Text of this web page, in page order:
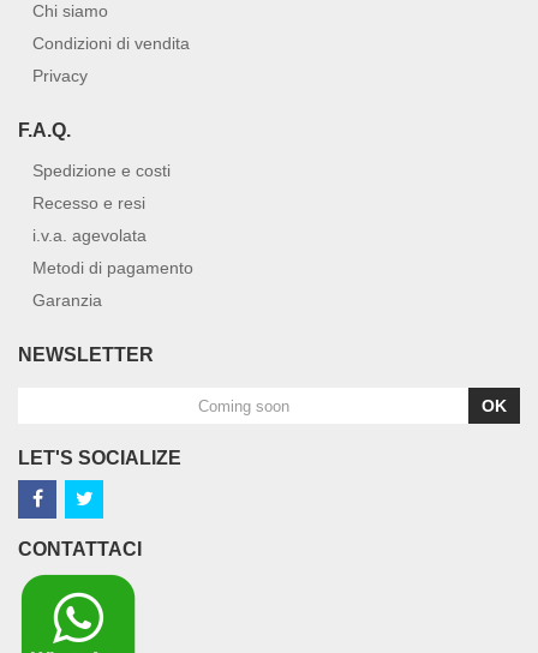
Chi siamo
Condizioni di vendita
Privacy
F.A.Q.
Spedizione e costi
Recesso e resi
i.v.a. agevolata
Metodi di pagamento
Garanzia
NEWSLETTER
OK
LET'S SOCIALIZE
CONTATTACI